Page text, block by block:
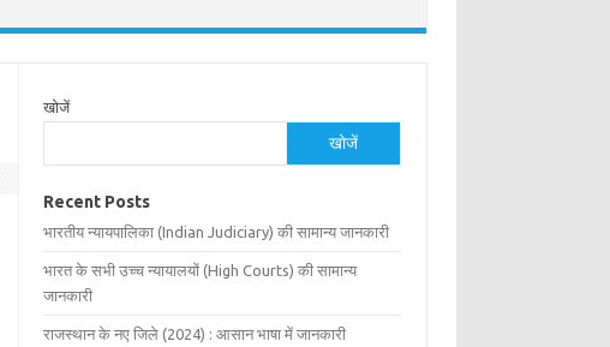
खोजें
खोजें
Recent Posts
भारतीय न्यायपालिका (Indian Judiciary) की सामान्य जानकारी
भारत के सभी उच्च न्यायालयों (High Courts) की सामान्य
जानकारी
राजस्थान के नए जिले (2024) : आसान भाषा में जानकारी